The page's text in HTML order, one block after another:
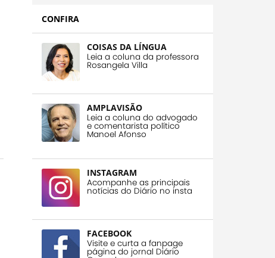
CONFIRA
COISAS DA LÍNGUA
Leia a coluna da professora
Rosangela Villa
AMPLAVISÃO
Leia a coluna do advogado
e comentarista político
Manoel Afonso
INSTAGRAM
Acompanhe as principais
notícias do Diário no insta
FACEBOOK
Visite e curta a fanpage
página do jornal Diário